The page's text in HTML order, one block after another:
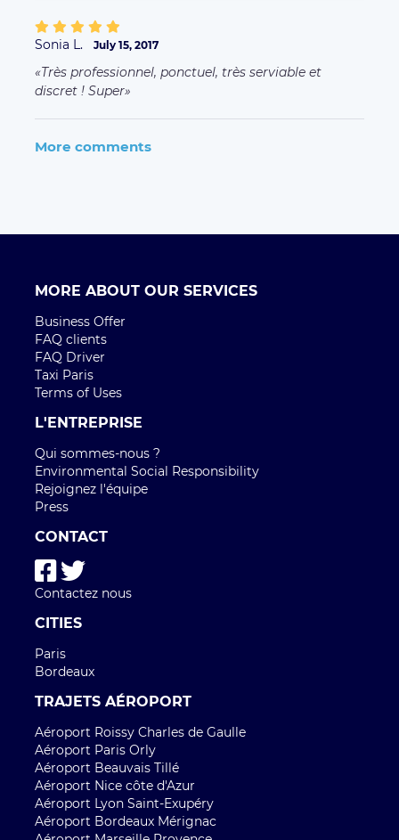
Sonia L. July 15, 2017
Très professionnel, ponctuel, très serviable et
discret ! Super
More comments
MORE ABOUT OUR SERVICES
Business Offer
FAQ clients
FAQ Driver
Taxi Paris
Terms of Uses
L'ENTREPRISE
Qui sommes-nous ?
Environmental Social Responsibility
Rejoignez l'équipe
Press
CONTACT
Contactez nous
CITIES
Paris
Bordeaux
TRAJETS AÉROPORT
Aéroport Roissy Charles de Gaulle
Aéroport Paris Orly
Aéroport Beauvais Tillé
Aéroport Nice côte d'Azur
Aéroport Lyon Saint-Exupéry
Aéroport Bordeaux Mérignac